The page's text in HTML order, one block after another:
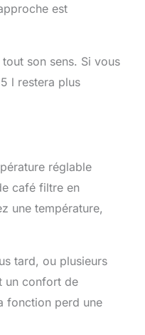
un café
brille.
café dans
est
son sens. Si vous
l restera plus
réglable
café filtre en
une température,
tard, ou plusieurs
un confort de
fonction perd une